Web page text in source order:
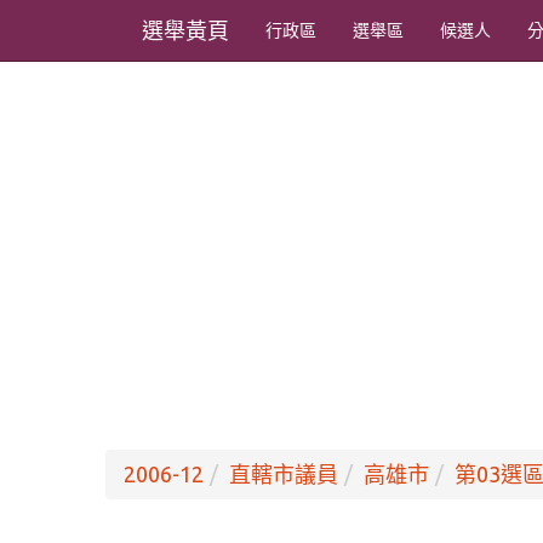
選舉黃頁 行政區 選舉區 候選人
2006-12 直轄市議員 高雄市 第03選